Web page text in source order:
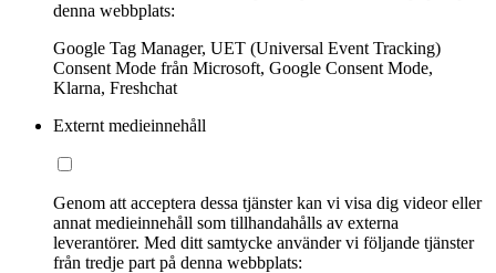
denna webbplats:
Google Tag Manager, UET (Universal Event Tracking)
Consent Mode från Microsoft, Google Consent Mode,
Klarna, Freshchat
Externt medieinnehåll
Genom att acceptera dessa tjänster kan vi visa dig videor eller
annat medieinnehåll som tillhandahålls av externa
leverantörer. Med ditt samtycke använder vi följande tjänster
från tredje part på denna webbplats: